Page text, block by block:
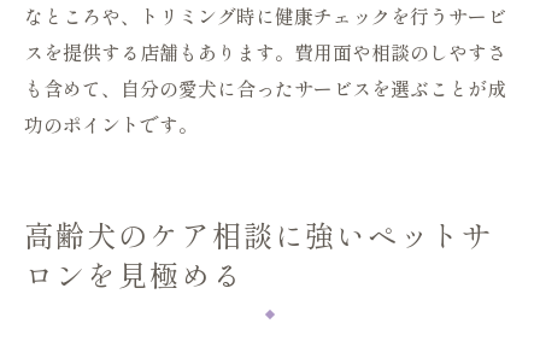
なところや、トリミング時に健康チェックを行うサービ
スを提供する店舗もあります。費用面や相談のしやすさ
も含めて、自分の愛犬に合ったサービスを選ぶことが成
功のポイントです。
高齢犬のケア相談に強いペットサ
ロンを見極める